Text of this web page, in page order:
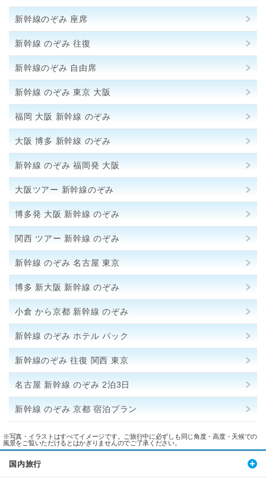
新幹線のぞみ 座席
新幹線 のぞみ 往復
新幹線のぞみ 自由席
新幹線 のぞみ 東京 大阪
福岡 大阪 新幹線 のぞみ
大阪 博多 新幹線 のぞみ
新幹線 のぞみ 福岡発 大阪
大阪ツアー 新幹線のぞみ
博多発 大阪 新幹線 のぞみ
関西 ツアー 新幹線 のぞみ
新幹線 のぞみ 名古屋 東京
博多 新大阪 新幹線 のぞみ
小倉 から京都 新幹線 のぞみ
新幹線 のぞみ ホテル パック
新幹線のぞみ 往復 関西 東京
名古屋 新幹線 のぞみ 2泊3日
新幹線 のぞみ 京都 宿泊プラン
※写真・イラストはすべてイメージです。ご旅行中に必ずしも同じ角度・高度・天候での
風景をご覧いただけるとはかぎりませんのでご了承ください。
国内旅行